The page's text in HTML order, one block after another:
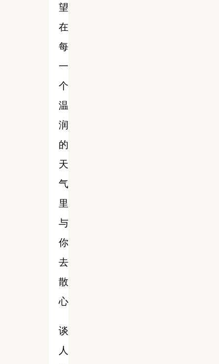
望
在
每
一
个
温
润
的
天
气
里
与
你
去
散
心
谈
人